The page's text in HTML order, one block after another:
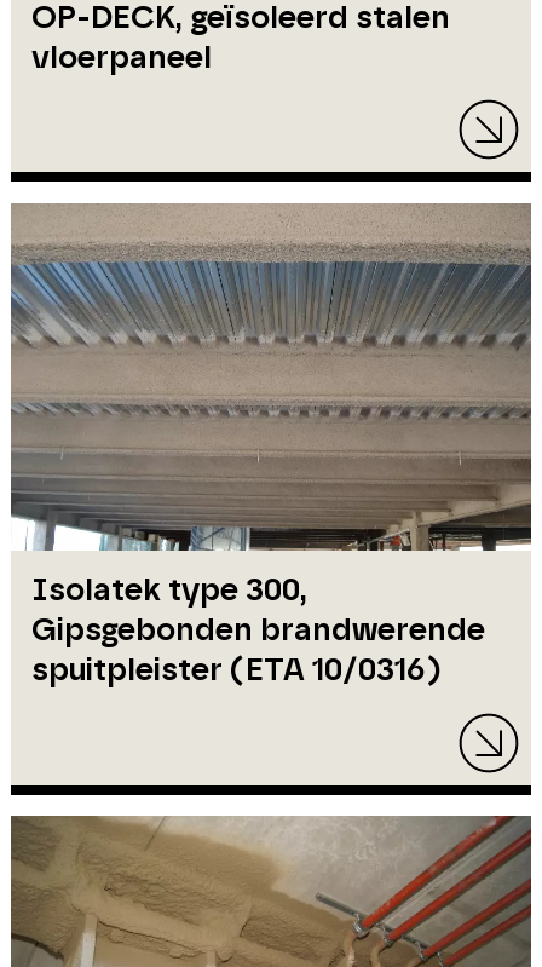
OP-DECK, geïsoleerd stalen
vloerpaneel
Isolatek type 300,
Gipsgebonden brandwerende
spuitpleister (ETA 10/0316)